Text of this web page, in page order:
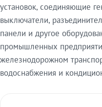
установок, соединяющие
выключатели,
панели и другое
промышленных
железнодорожном
водоснабжения и